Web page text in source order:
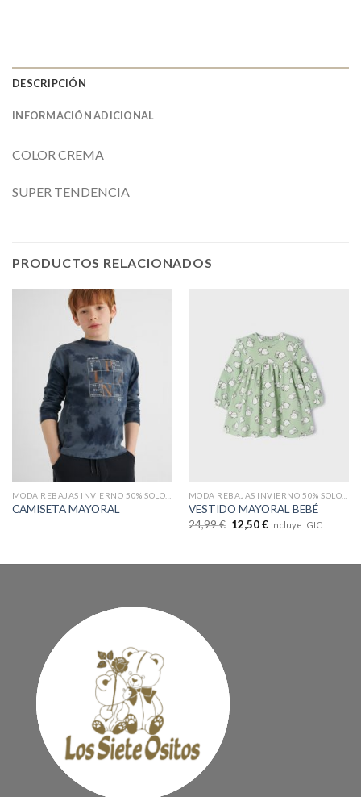
DESCRIPCIÓN
INFORMACIÓN ADICIONAL
COLOR CREMA
SUPER TENDENCIA
PRODUCTOS RELACIONADOS
CAMISETA MAYORAL
VESTIDO MAYORAL BEBÉ
24,99€ 12,50€ Incluye IGIC